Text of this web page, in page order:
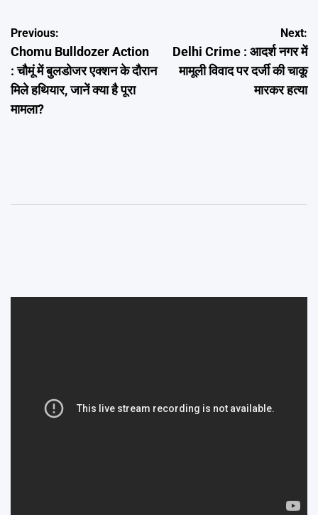
Post
navigation
Previous:
Chomu Bulldozer Action
: चौमूं में बुलडोजर एक्शन के दौरान
मिले हथियार, जानें क्या है पूरा
मामला?
Next:
Delhi Crime : आदर्श नगर में
मामूली विवाद पर दर्जी की चाकू
मारकर हत्या